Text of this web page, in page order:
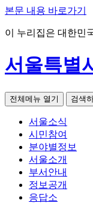
본문 내용 바로가기
이 누리집은 대한민
서울특별
전체메뉴 열기 검색
서울소식
시민참여
분야별정보
서울소개
부서안내
정보공개
응답소